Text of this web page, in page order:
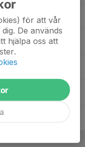
för att vår
De används
hjälpa oss att